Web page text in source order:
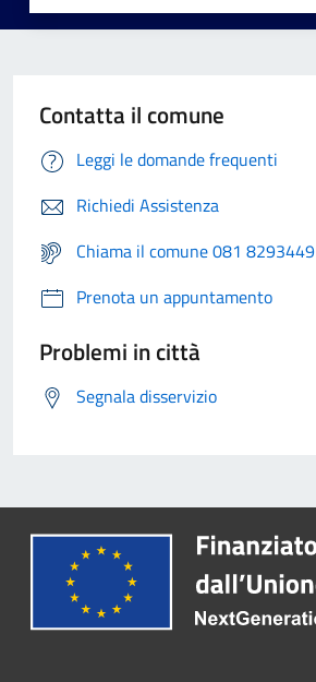
Contatta il comune
Leggi le domande frequenti
Richiedi Assistenza
Chiama il comune 081 8293449
Prenota un appuntamento
Problemi in città
Segnala disservizio